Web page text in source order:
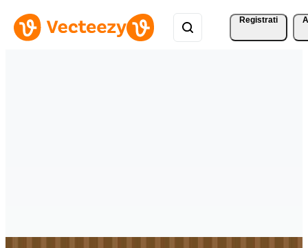
Registrati